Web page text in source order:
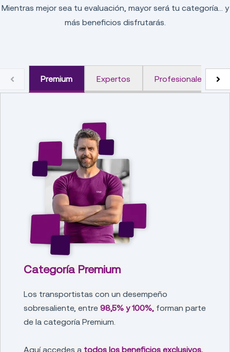
Mientras mejor sea tu evaluación, mayor será tu categoría… y
más beneficios disfrutarás.
Premium Expertos Profesionales
Categoría Premium
Los transportistas con un desempeño
sobresaliente, entre 98,5% y 100%, forman parte
de la categoría Premium.
Aquí accedes a todos los beneficios exclusivos,